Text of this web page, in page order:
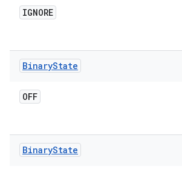
IGNORE
BinaryState
OFF
BinaryState